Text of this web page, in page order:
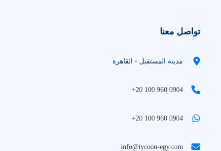
تواصل معنا
مدينة المستقبل - القاهرة
+20 100 960 0904
+20 100 960 0904
info@tycoon-egy.com